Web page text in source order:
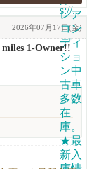
2026年07月17日(金)
1-Owner!!